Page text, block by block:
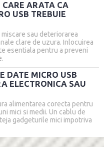
CARE ARATA CA
USB TREBUIE
sau deteriorarea
clare de uzura. Inlocuirea
esentiala pentru a preveni
DATE MICRO USB
ELECTRONICA SAU
alimentarea corecta pentru
mici si medii. Un cablu de
gadgeturile mici impotriva